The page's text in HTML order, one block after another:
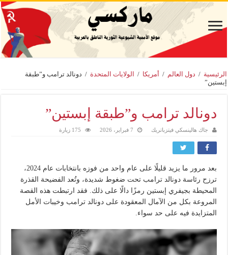
الرئيسية / دول العالم / أمريكا / الولايات المتحدة / دونالد ترامب و”طبقة
إبستين”
دونالد ترامب و”طبقة إبستين”
جاك هالينسكي فيتزباتريك 7 فبراير، 2026 175 زيارة
بعد مرور ما يزيد قليلًا على عام واحد من فوزه بانتخابات عام 2024،
ترزح رئاسة دونالد ترامب تحت ضغوط شديدة، وتُعد الفضيحة القذرة
المحيطة بجيفري إبستين رمزًا دالًا على ذلك. فقد ارتبطت هذه القصة
المروعة بكل من الآمال المعقودة على دونالد ترامب وخيبات الأمل
المتزايدة فيه على حد سواء.